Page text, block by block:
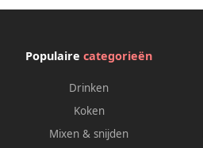
Populaire categorieën
Drinken
Koken
Mixen & snijden